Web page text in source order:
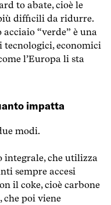
to abate, cioè le
difficili da ridurre.
“verde” è una
tecnologici, economici
l’Europa li sta
impatta
modi.
integrale, che utilizza
sempre accesi
il coke, cioè carbone
poi viene